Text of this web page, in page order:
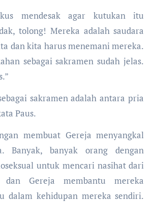
mendesak agar kutukan itu
tolong! Mereka adalah saudara
dan kita harus menemani mereka.
sebagai sakramen sudah jelas.
sakramen adalah antara pria
Paus.
membuat Gereja menyangkal
Banyak, banyak orang dengan
untuk mencari nasihat dari
Gereja membantu mereka
dalam kehidupan mereka sendiri.